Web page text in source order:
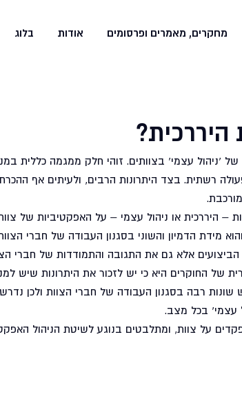
מחקרים, מאמרים ופרסומים אודות בלוג
היררכית?
של 'ניהול עצמי' בצוותים. זוהי חלק ממגמה כללית
רשתית. בצד היתרונות הרבים, ולעיתים אף
– היררכית או ניהול עצמי – על האפקטיביות של
מידת הדמיון והשוני בסגנון העבודה של חברי
אלא גם את התגובה והתמודדות של חברי
של החוקרים היא כי יש לזכור את היתרונות שיש
שונות רבה בסגנון העבודה של חברי הצוות ולכן
עצמי' בכל מצב.
על צוות, ומתלבטים בנוגע לשיטת הניהול